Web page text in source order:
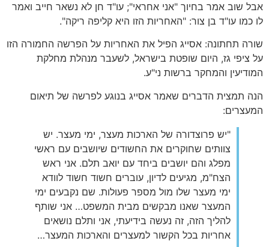
אבל שוב אמר בחיוך "אני אחראי"; עו"ד חן לא נשאר חייב ואמר
לו כמו עו"ד בן צור: "האחריות הזו היא קליפה ריקה".
שורה תחתונה: אסייג הפיל את האחריות על הפרשה החמורה הזו
על ציפי גז, היום שופטת בישראל, לשעבר מנהלת מחלקת
המודיעין והמחקר ברשות ני"ע.
הנה תמצית הדברים שאמר אסייג בנוגע לפרשה של תיאום
המעצרים:
"יש פרוצדורה של הארכות מעצר, ימי מעצר. יש
צוותים שחוקרים את החשודים שיושבים עם ראשי
מפלג והם יושבים ביחד עם יואב תלם. אני ראש
הצח"מ, מגיעים לדיון, עוברים חשוד חשוד לוודא
ימי מעצר שלו מול מספר פעולות. שם נקבעים ימי
המעצר שאנו מבקשים מבית המשפט… אני שותף
להליך הזה, זה נעשה בידיעתי, אני ותלם נושאים
אחריות בכל הקשור למעצרים והארכות המעצר…